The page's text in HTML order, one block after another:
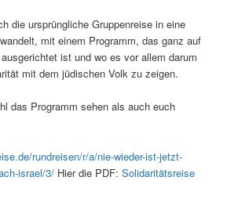
die ursprüngliche Gruppenreise in eine
mit einem Programm, das ganz auf
ist und wo es vor allem darum
mit dem jüdischen Volk zu zeigen.
das Programm sehen als auch euch
rundreisen/r/a/nie-wieder-ist-jetzt-
israel/3/ Hier die PDF:Solidaritätsreise